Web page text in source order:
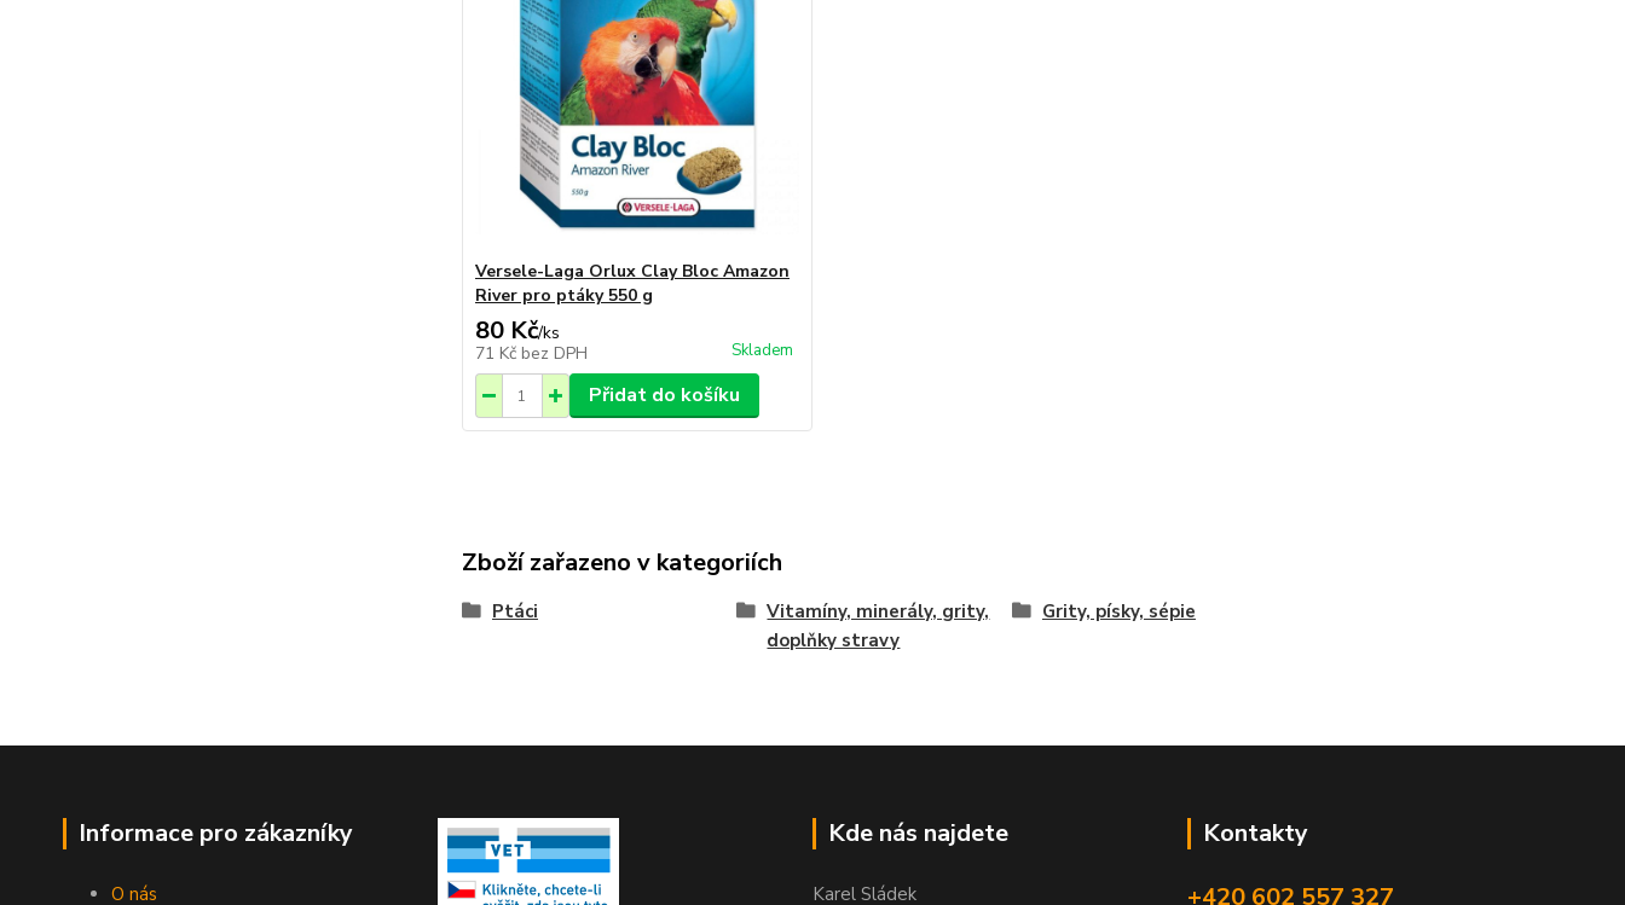
Versele-Laga Orlux Clay Bloc Amazon
River pro ptáky 550 g
80 Kč/ks
71 Kč bez DPH Skladem
Přidat do košíku
Zboží zařazeno v kategoriích
Ptáci
Vitamíny, minerály, grity,
doplňky stravy
Grity, písky, sépie
Informace pro zákazníky
O nás
Kde nás najdete
Karel Sládek
Kontakty
+420 602 557 327